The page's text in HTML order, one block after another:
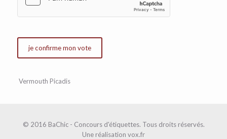
Vermouth Picadis
© 2016 BaChic - Concours d'étiquettes. Tous droits réservés.
Une réalisation vox.fr